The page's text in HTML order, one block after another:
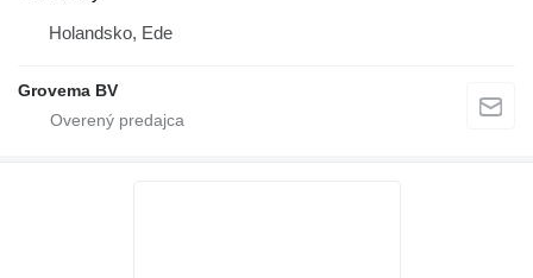
Holandsko, Ede
Grovema BV